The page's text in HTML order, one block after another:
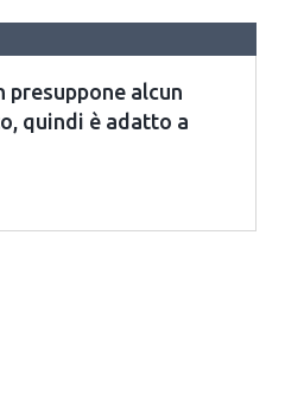
presuppone alcun
quindi è adatto a